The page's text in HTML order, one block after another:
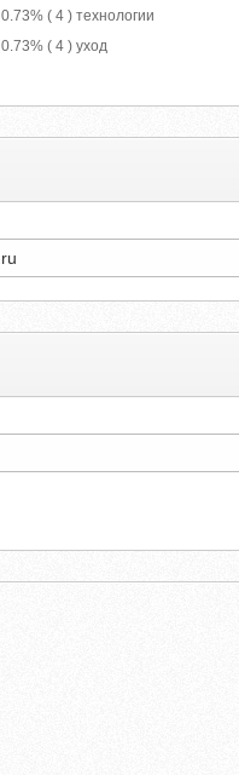
0.73% ( 4 ) технологии
0.73% ( 4 ) уход